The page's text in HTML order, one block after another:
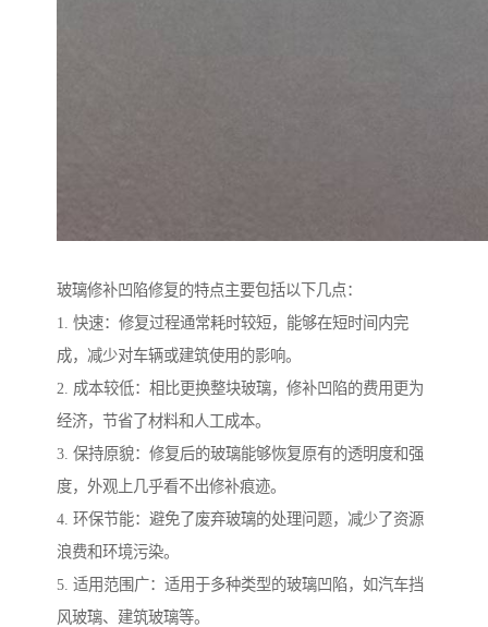
玻璃修补凹陷修复的特点主要包括以下几点：
1. 快速：修复过程通常耗时较短，能够在短时间内完
成，减少对车辆或建筑使用的影响。
2. 成本较低：相比更换整块玻璃，修补凹陷的费用更为
经济，节省了材料和人工成本。
3. 保持原貌：修复后的玻璃能够恢复原有的透明度和强
度，外观上几乎看不出修补痕迹。
4. 环保节能：避免了废弃玻璃的处理问题，减少了资源
浪费和环境污染。
5. 适用范围广：适用于多种类型的玻璃凹陷，如汽车挡
风玻璃、建筑玻璃等。